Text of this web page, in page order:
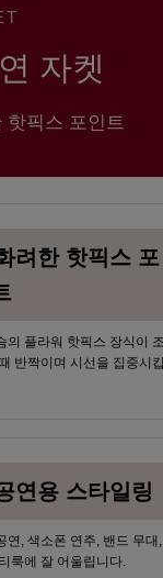
자켓
핫픽스 포인트
려한 핫픽스 포
의 플라워 핫픽스 장식이
반짝이며 시선을 집중시
연용 스타일링
연, 색소폰 연주, 밴드 무대
룩에 잘 어울립니다.